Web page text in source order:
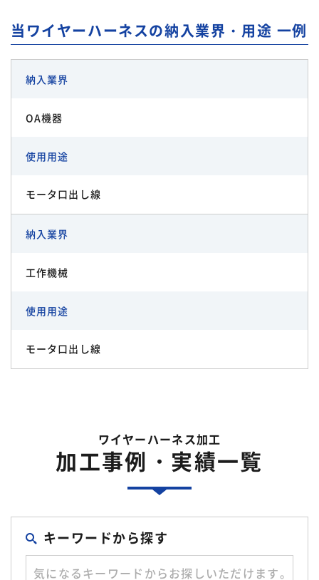
当ワイヤーハーネスの納入業界・用途 一例
納入業界
OA機器
使用用途
モータ口出し線
納入業界
工作機械
使用用途
モータ口出し線
ワイヤーハーネス加工
加工事例・実績一覧
キーワードから探す